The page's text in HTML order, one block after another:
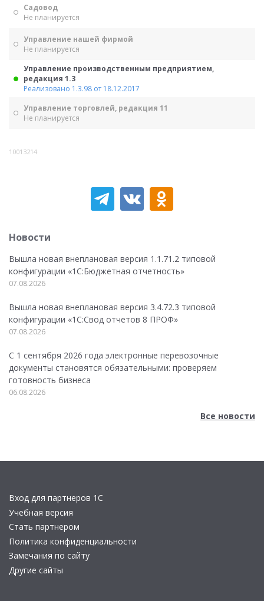
Садовод
Не планируется
Управление нашей фирмой
Не планируется
Управление производственным предприятием,
редакция 1.3
Реализовано 1.3.98 от 18.12.2017
Управление торговлей, редакция 11
Не планируется
10013214
Новости
Вышла новая внеплановая версия 1.1.71.2 типовой
конфигурации «1C:Бюджетная отчетность»
07.08.2026
Вышла новая внеплановая версия 3.4.72.3 типовой
конфигурации «1C:Свод отчетов 8 ПРОФ»
07.08.2026
С 1 сентября 2026 года электронные перевозочные
документы становятся обязательными: проверяем
готовность бизнеса
06.08.2026
Все новости
Вход для партнеров 1С
Учебная версия
Стать партнером
Политика конфиденциальности
Замечания по сайту
Другие сайты